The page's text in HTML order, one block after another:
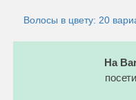
Волосы в цвету: 20
На